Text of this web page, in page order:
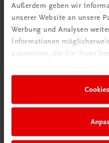
Außerdem geben wir
unserer Website an unsere
Werbung und Analysen
Informationen
zusammen, die Sie ihnen
Schon entdeckt?
Ratgeber